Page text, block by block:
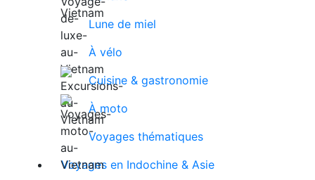
Lune de miel
À vélo
Cuisine & gastronomie
À moto
Voyages thématiques
Voyages en Indochine & Asie